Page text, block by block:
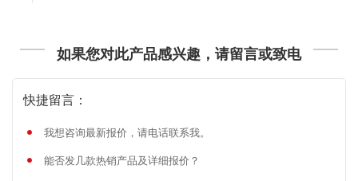
如果您对此产品感兴趣，请留言或致电
快捷留言：
我想咨询最新报价，请电话联系我。
能否发几款热销产品及详细报价？